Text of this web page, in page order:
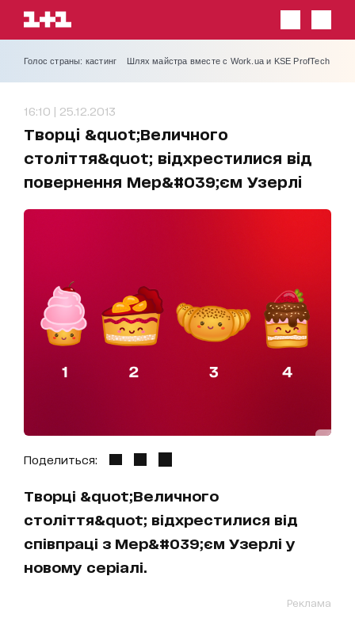
Голос страны: кастинг Шлях майстра вместе с Work.ua и KSE ProfTech
16:10 | 25.12.2013
Творці &quot;Величного
століття&quot; відхрестилися від
повернення Мер&#039;єм Узерлі
Поделиться:
Творці &quot;Величного
століття&quot; відхрестилися від
співпраці з Мер&#039;єм Узерлі у
новому серіалі.
Реклама